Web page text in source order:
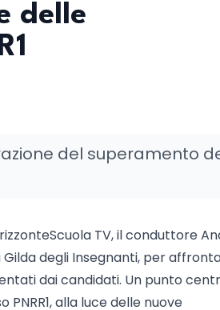
delle
del superamento
TV, il conduttore
degli Insegnanti, per
dai candidati. Un punto
alla luce delle nuove